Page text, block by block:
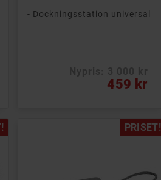
- Dockningsstation universal
459 kr
PRISET!